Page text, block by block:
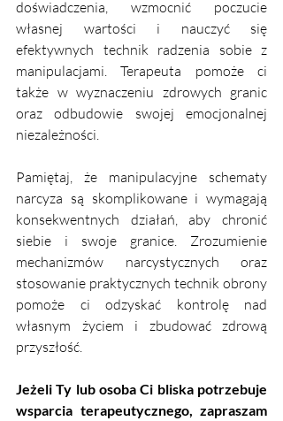
doświadczenia, wzmocnić poczucie
własnej wartości i nauczyć się
efektywnych technik radzenia sobie z
manipulacjami. Terapeuta pomoże ci
także w wyznaczeniu zdrowych granic
oraz odbudowie swojej emocjonalnej
niezależności.
Pamiętaj, że manipulacyjne schematy
narcyza są skomplikowane i wymagają
konsekwentnych działań, aby chronić
siebie i swoje granice. Zrozumienie
mechanizmów narcystycznych oraz
stosowanie praktycznych technik obrony
pomoże ci odzyskać kontrolę nad
własnym życiem i zbudować zdrową
przyszłość.
Jeżeli Ty lub osoba Ci bliska potrzebuje
wsparcia terapeutycznego, zapraszam